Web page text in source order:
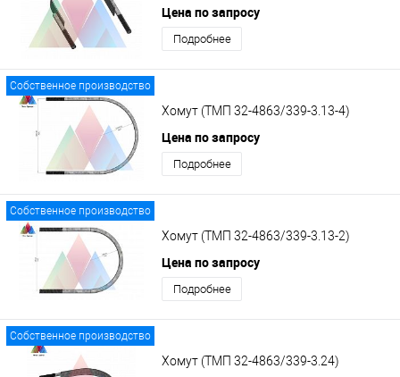
Цена по запросу
Подробнее
Собственное производство
Хомут (ТМП 32-4863/339-3.13-4)
Цена по запросу
Подробнее
Собственное производство
Хомут (ТМП 32-4863/339-3.13-2)
Цена по запросу
Подробнее
Собственное производство
Хомут (ТМП 32-4863/339-3.24)